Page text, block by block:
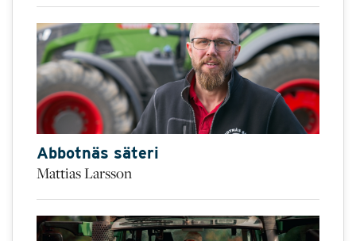
Abbotnäs säteri
Mattias Larsson